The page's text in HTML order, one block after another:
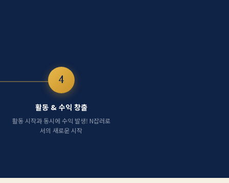
4
활동 & 수익 창출
활동 시작과 동시에 수익 발생! N잡러로
서의 새로운 시작